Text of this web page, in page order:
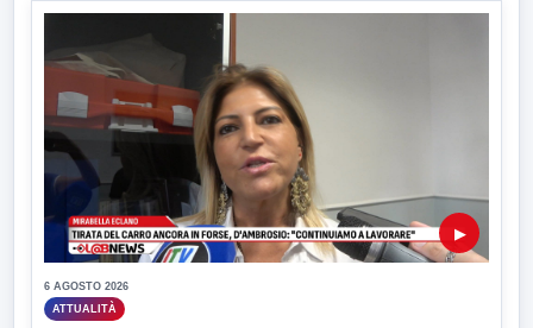
▶
6 AGOSTO 2026
ATTUALITÀ